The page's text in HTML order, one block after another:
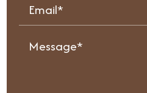
Email*
Message*